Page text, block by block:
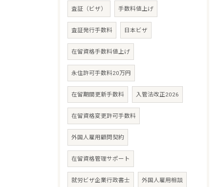
査証（ビザ） 手数料値上げ
査証発行手数料 日本ビザ
在留資格手数料値上げ
永住許可手数料20万円
在留期間更新手数料 入管法改正2026
在留資格変更許可手数料
外国人雇用顧問契約
在留資格管理サポート
就労ビザ企業行政書士 外国人雇用相談